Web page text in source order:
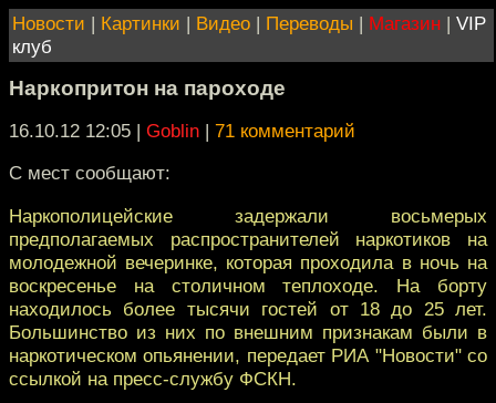
Новости | Картинки | Видео | Переводы | Магазин | VIP
клуб
Наркопритон на пароходе
16.10.12 12:05 | Goblin | 71 комментарий
С мест сообщают:
Наркополицейские задержали восьмерых
предполагаемых распространителей наркотиков на
молодежной вечеринке, которая проходила в ночь на
воскресенье на столичном теплоходе. На борту
находилось более тысячи гостей от 18 до 25 лет.
Большинство из них по внешним признакам были в
наркотическом опьянении, передает РИА "Новости" со
ссылкой на пресс-службу ФСКН.